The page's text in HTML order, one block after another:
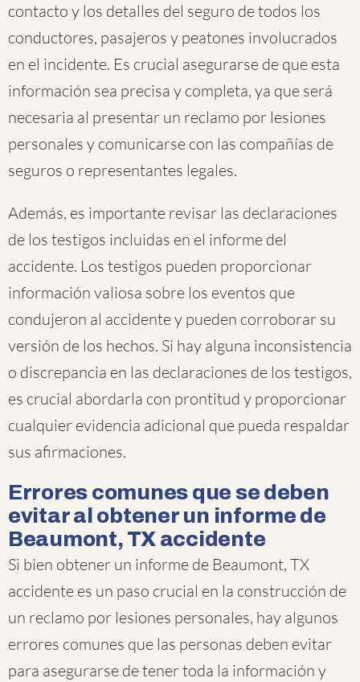
contacto y los detalles del seguro de todos los
conductores, pasajeros y peatones involucrados
en el incidente. Es crucial asegurarse de que esta
información sea precisa y completa, ya que será
necesaria al presentar un reclamo por lesiones
personales y comunicarse con las compañías de
seguros o representantes legales.
Además, es importante revisar las declaraciones
de los testigos incluidas en el informe del
accidente. Los testigos pueden proporcionar
información valiosa sobre los eventos que
condujeron al accidente y pueden corroborar su
versión de los hechos. Si hay alguna inconsistencia
o discrepancia en las declaraciones de los testigos,
es crucial abordarla con prontitud y proporcionar
cualquier evidencia adicional que pueda respaldar
sus afirmaciones.
Errores comunes que se deben
evitar al obtener un informe de
Beaumont, TX accidente
Si bien obtener un informe de Beaumont, TX
accidente es un paso crucial en la construcción de
un reclamo por lesiones personales, hay algunos
errores comunes que las personas deben evitar
para asegurarse de tener toda la información y